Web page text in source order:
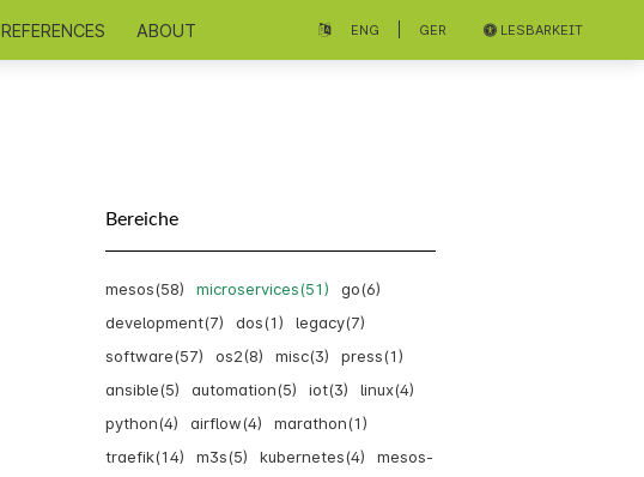
REFERENCES ABOUT ENG GER LESBARKEIT
Bereiche
mesos(58) microservices(51)
go(6)
development(7)
dos(1)
legacy(7)
software(57)
os2(8) misc(3)
press(1)
ansible(5)
automation(5) iot(3)
linux(4)
python(4)
airflow(4)
marathon(1)
traefik(14)
m3s(5) kubernetes(4)
mesos-